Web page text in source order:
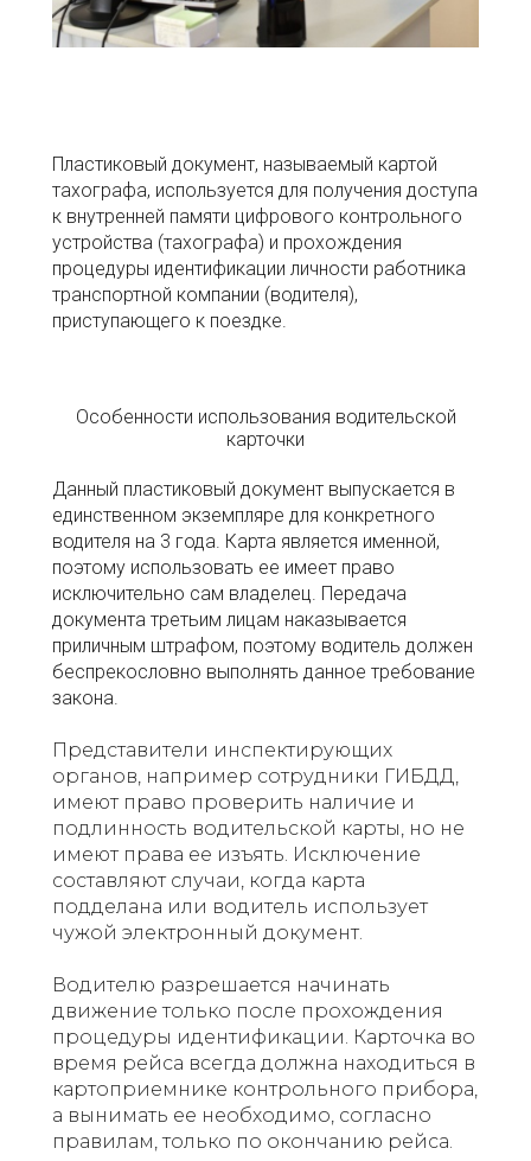
Пластиковый документ, называемый картой
тахографа, используется для получения доступа
к внутренней памяти цифрового контрольного
устройства (тахографа) и прохождения
процедуры идентификации личности работника
транспортной компании (водителя),
приступающего к поездке.
Особенности использования водительской
карточки
Данный пластиковый документ выпускается в
единственном экземпляре для конкретного
водителя на 3 года. Карта является именной,
поэтому использовать ее имеет право
исключительно сам владелец. Передача
документа третьим лицам наказывается
приличным штрафом, поэтому водитель должен
беспрекословно выполнять данное требование
закона.
Представители инспектирующих
органов, например сотрудники ГИБДД,
имеют право проверить наличие и
подлинность водительской карты, но не
имеют права ее изъять. Исключение
составляют случаи, когда карта
подделана или водитель использует
чужой электронный документ.
Водителю разрешается начинать
движение только после прохождения
процедуры идентификации. Карточка во
время рейса всегда должна находиться в
картоприемнике контрольного прибора,
а вынимать ее необходимо, согласно
правилам, только по окончанию рейса.